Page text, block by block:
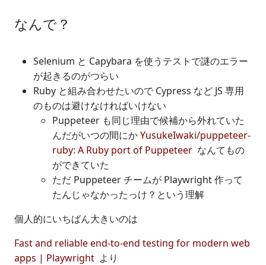
なんで？
Selenium と Capybara を使うテストで謎のエラー
が起きるのがつらい
Ruby と組み合わせたいので Cypress など JS 専用
のものは避けなければいけない
Puppeteer も同じ理由で候補から外れていた
んだがいつの間にかYusukeIwaki/puppeteer-
ruby: A Ruby port of Puppeteer なんてもの
ができていた
ただ Puppeteer チームが Playwright 作って
たんじゃなかったっけ？という理解
個人的にいちばん大きいのは
Fast and reliable end-to-end testing for modern web
apps | Playwright より